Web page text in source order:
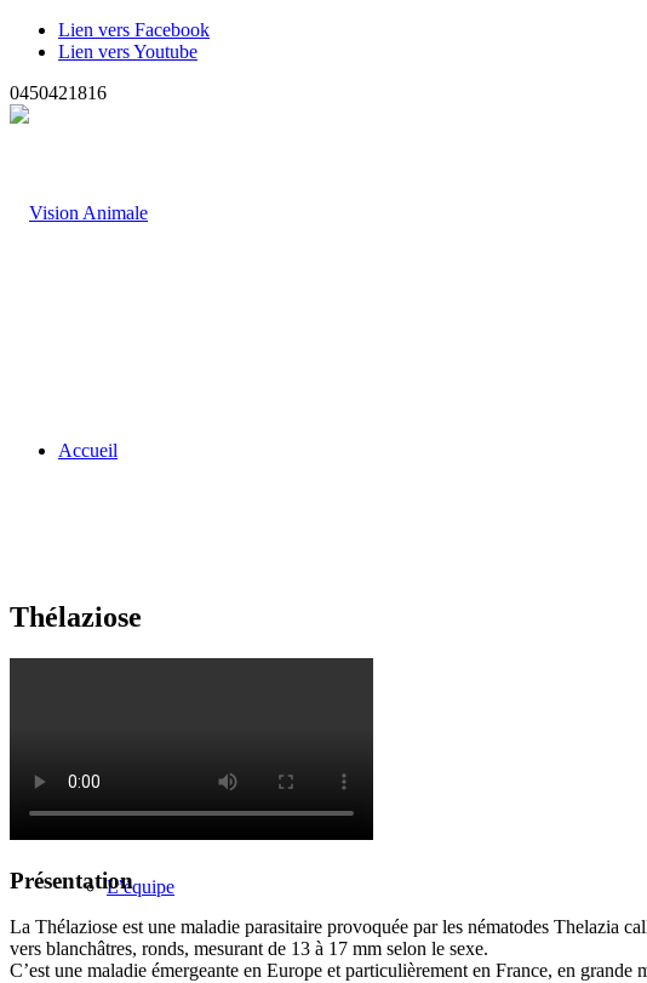
Lien vers Facebook
Lien vers Youtube
0450421816
Accueil
L’équipe
Thélaziose
Présentation
La Thélaziose est une maladie parasitaire provoquée par les nématodes Thelazia
vers blanchâtres, ronds, mesurant de 13 à 17 mm selon le sexe.
C’est une maladie émergeante en Europe et particulièrement en France, en